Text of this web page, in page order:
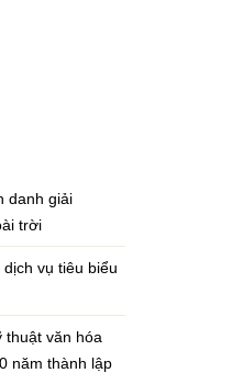
danh giải
trời
vụ tiêu biểu
thuật văn hóa
năm thành lập